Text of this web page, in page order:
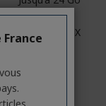
GDDR6X